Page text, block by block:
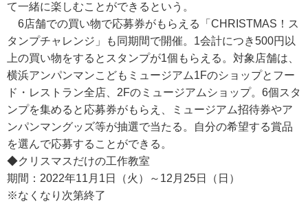
て一緒に楽しむことができるという。
6店舗での買い物で応募券がもらえる「CHRISTMAS！ス
タンプチャレンジ」も同期間で開催。1会計につき500円以
上の買い物をするとスタンプが1個もらえる。対象店舗は、
横浜アンパンマンこどもミュージアム1Fのショップとフー
ド・レストラン全店、2Fのミュージアムショップ。6個スタ
ンプを集めると応募券がもらえ、ミュージアム招待券やア
ンパンマングッズ等が抽選で当たる。自分の希望する賞品
を選んで応募することができる。
◆クリスマスだけの工作教室
期間：2022年11月1日（火）～12月25日（日）
※なくなり次第終了